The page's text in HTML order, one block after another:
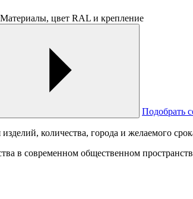
Материалы, цвет RAL и крепление
Подобрать
количества, города и желаемого